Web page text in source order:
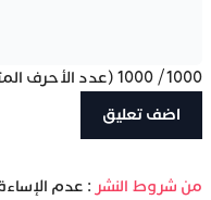
1000
/
1000 (عدد الأحرف
‫من شروط النشر : عدم